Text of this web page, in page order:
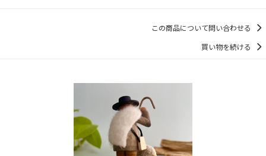
この商品について問い合わせる
買い物を続ける